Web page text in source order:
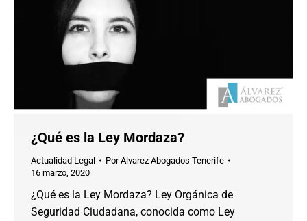
¿Qué es la Ley Mordaza?
Actualidad Legal PorAlvarez Abogados Tenerife
16 marzo, 2020
¿Qué es la Ley Mordaza? Ley Orgánica de
Seguridad Ciudadana, conocida como Ley